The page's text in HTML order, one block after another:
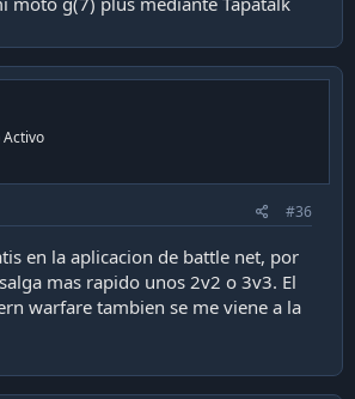
#36
en la aplicacion de battle net, por
mas rapido unos 2v2 o 3v3. El
warfare tambien se me viene a la